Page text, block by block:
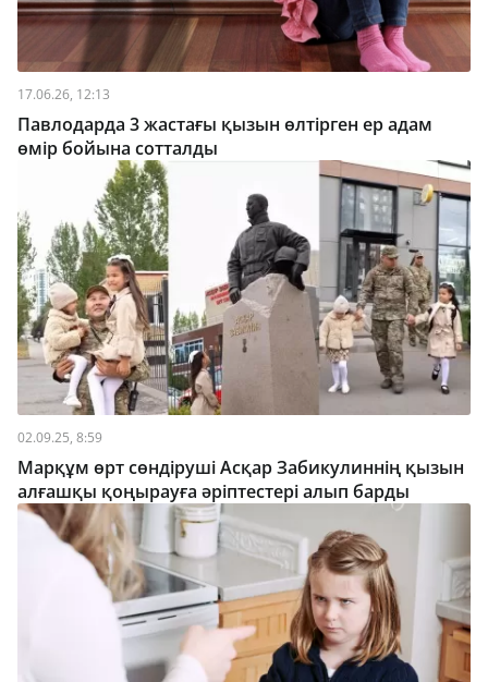
17.06.26, 12:13
Павлодарда 3 жастағы қызын өлтірген ер адам
өмір бойына сотталды
02.09.25, 8:59
Марқұм өрт сөндіруші Асқар Забикулиннің қызын
алғашқы қоңырауға әріптестері алып барды